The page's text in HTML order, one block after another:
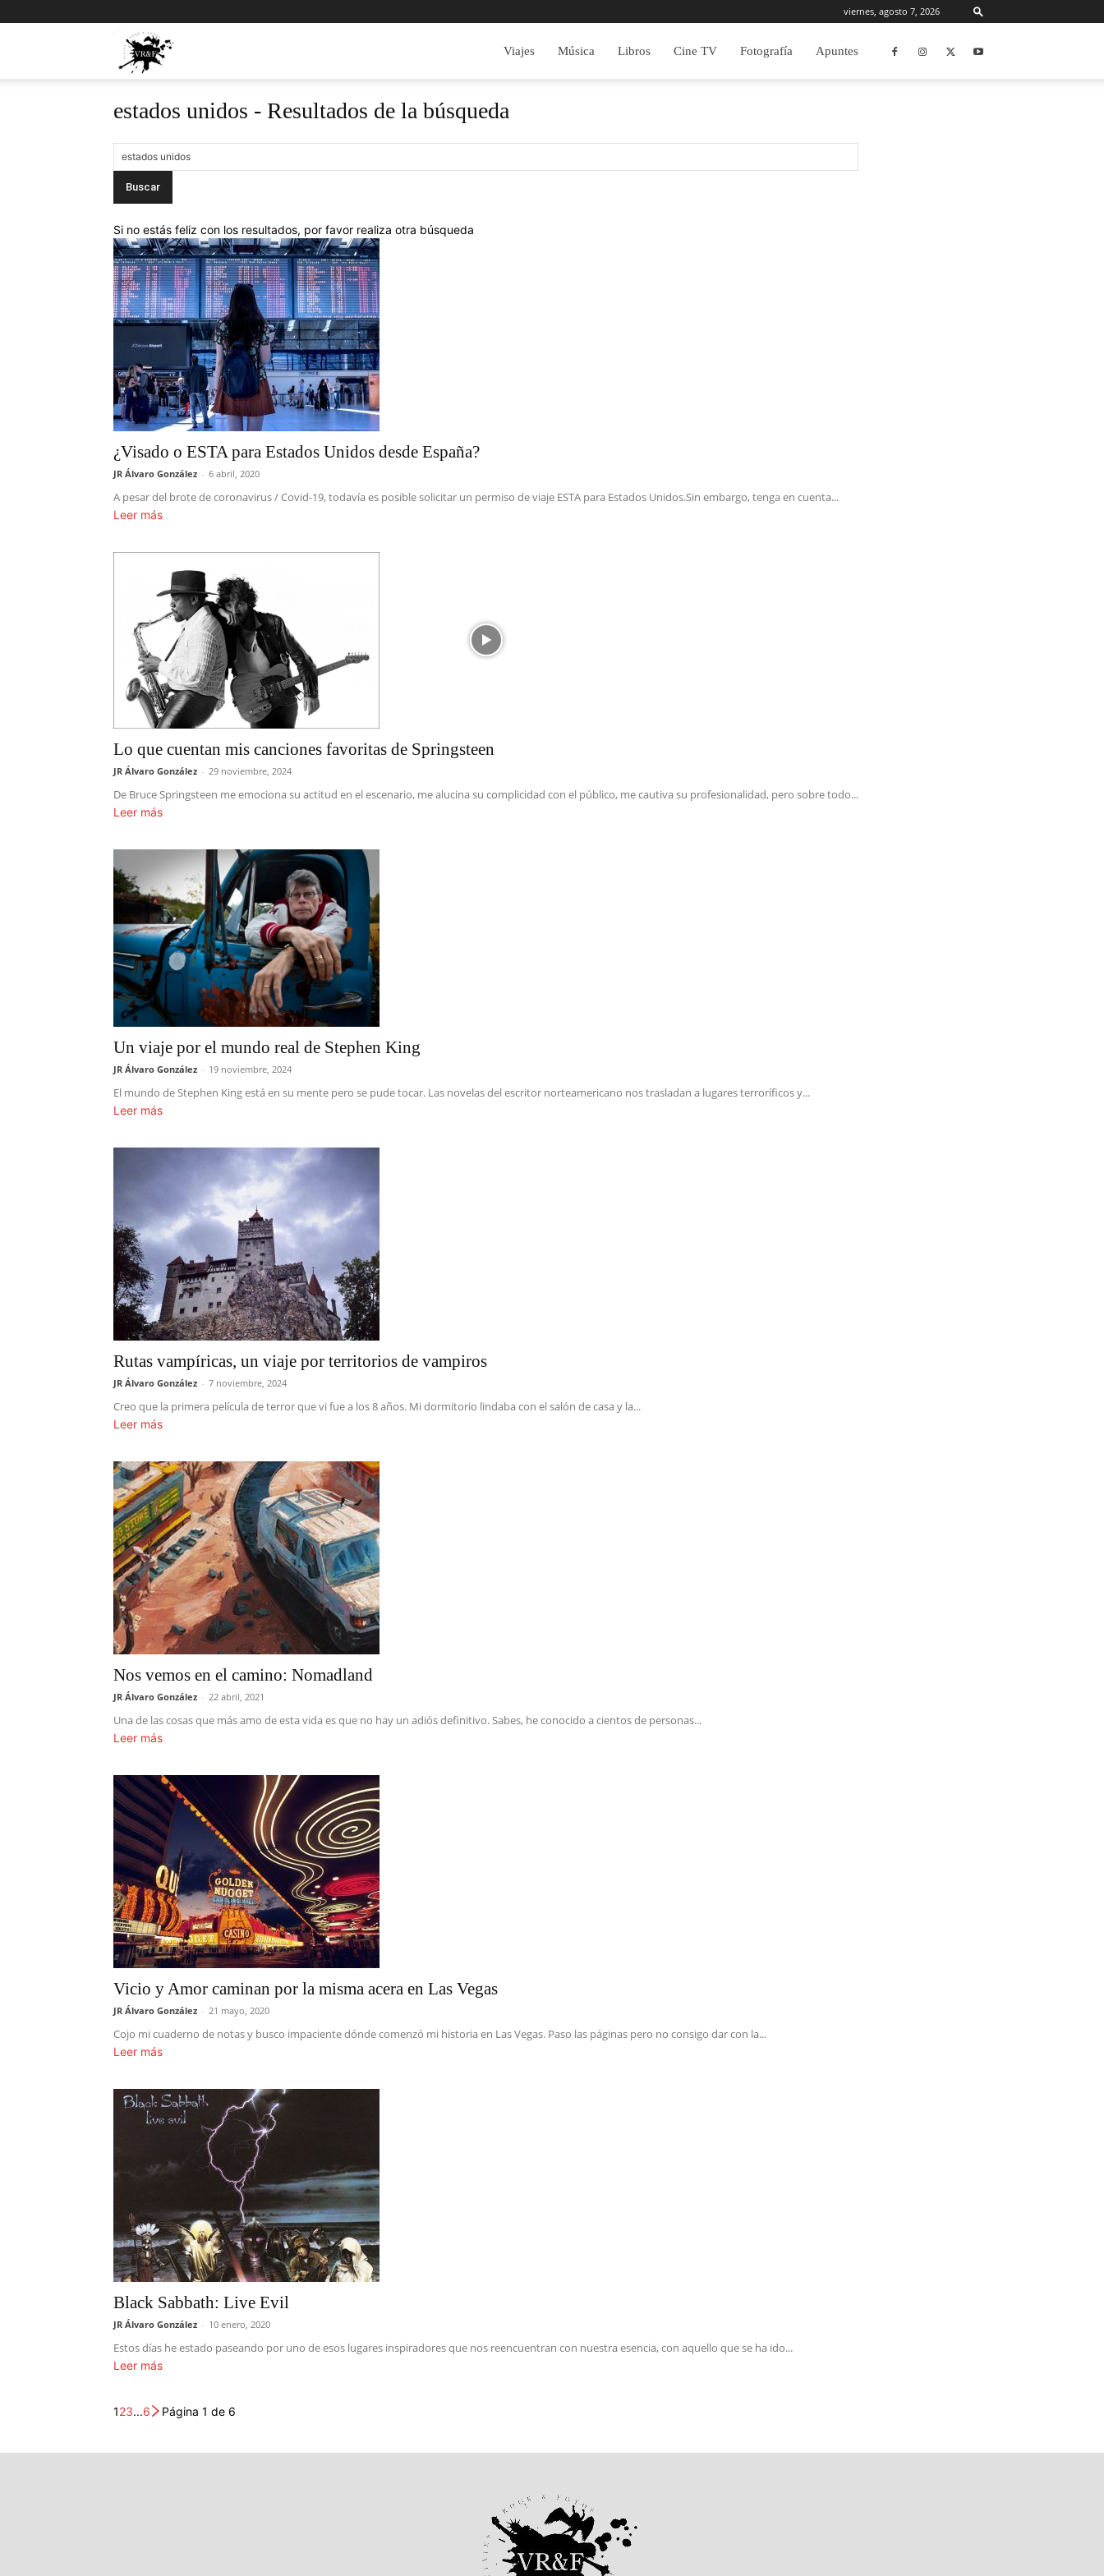
viernes, agosto 7, 2026
Rock
y
Viajes Música Libros Cine TV Fotografía Apuntes
estados unidos - Resultados de la búsqueda
Si no estás feliz con los resultados, por favor realiza otra búsqueda
¿Visado o ESTA para Estados Unidos desde España?
JR Álvaro González - 6 abril, 2020
A pesar del brote de coronavirus / Covid-19, todavía es posible solicitar un permiso de viaje ESTA para Estados Unidos.Sin embargo, tenga en cuenta...
Leer más
Lo que cuentan mis canciones favoritas de Springsteen
JR Álvaro González - 29 noviembre, 2024
De Bruce Springsteen me emociona su actitud en el escenario, me alucina su complicidad con el público, me cautiva su profesionalidad, pero sobre todo...
Leer más
Un viaje por el mundo real de Stephen King
JR Álvaro González - 19 noviembre, 2024
El mundo de Stephen King está en su mente pero se pude tocar. Las novelas del escritor norteamericano nos trasladan a lugares terroríficos y...
Leer más
Rutas vampíricas, un viaje por territorios de vampiros
JR Álvaro González - 7 noviembre, 2024
Creo que la primera película de terror que vi fue a los 8 años. Mi dormitorio lindaba con el salón de casa y la...
Leer más
Nos vemos en el camino: Nomadland
JR Álvaro González - 22 abril, 2021
Una de las cosas que más amo de esta vida es que no hay un adiós definitivo. Sabes, he conocido a cientos de personas...
Leer más
Vicio y Amor caminan por la misma acera en Las Vegas
JR Álvaro González - 21 mayo, 2020
Cojo mi cuaderno de notas y busco impaciente dónde comenzó mi historia en Las Vegas. Paso las páginas pero no consigo dar con la...
Leer más
Black Sabbath: Live Evil
JR Álvaro González - 10 enero, 2020
Estos días he estado paseando por uno de esos lugares inspiradores que nos reencuentran con nuestra esencia, con aquello que se ha ido...
Leer más
123...6 Página 1 de 6